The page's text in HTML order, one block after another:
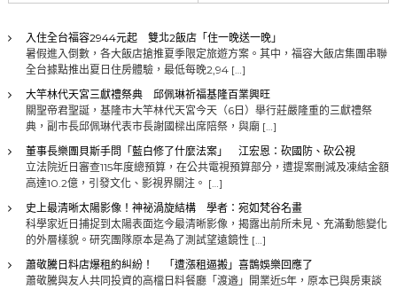
入住全台福容2944元起 雙北2飯店「住一晚送一晚」
暑假進入倒數，各大飯店搶推夏季限定旅遊方案。其中，福容大飯店集團串聯
全台據點推出夏日住房體驗，最低每晚2,94 […]
大竿林代天宮三獻禮祭典 邱佩琳祈福基隆百業興旺
關聖帝君聖誕，基隆市大竿林代天宮今天（6日）舉行莊嚴隆重的三獻禮祭
典，副市長邱佩琳代表市長謝國樑出席陪祭，與廟 […]
董事長樂團貝斯手問「藍白修了什麼法案」 江宏恩：砍國防、砍公視
立法院近日審查115年度總預算，在公共電視預算部分，遭提案刪減及凍結金額
高達10.2億，引發文化、影視界關注。 […]
史上最清晰太陽影像！神祕渦旋結構 學者：宛如梵谷名畫
科學家近日捕捉到太陽表面迄今最清晰影像，揭露出前所未見、充滿動態變化
的外層樣貌。研究團隊原本是為了測試望遠鏡性 […]
蕭敬騰日料店爆租約糾紛！ 「遭漲租逼搬」喜鵲娛樂回應了
蕭敬騰與友人共同投資的高檔日料餐廳「渡邉」開業近5年，原本已與房東談